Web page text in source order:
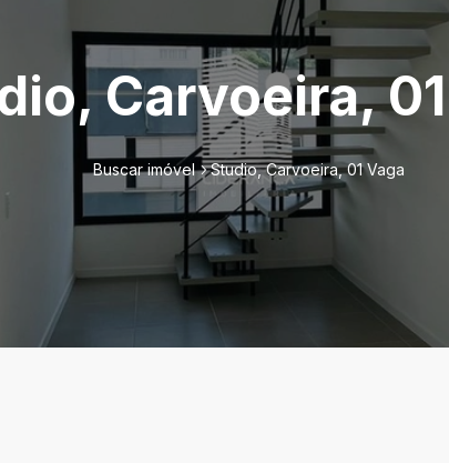
Carvoeira,
Buscar imóvel Studio, Carvoeira, 01 Vaga